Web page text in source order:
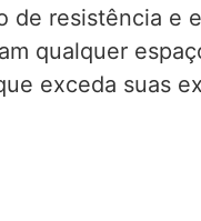
resistência e
qualquer
exceda suas